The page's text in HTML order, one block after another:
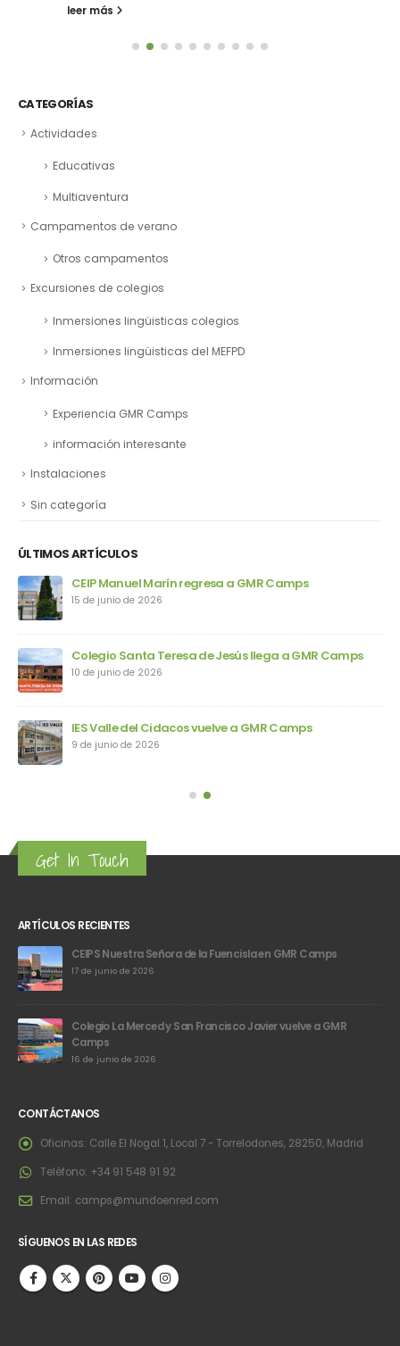
leer más
CATEGORÍAS
Actividades
Educativas
Multiaventura
Campamentos de verano
Otros campamentos
Excursiones de colegios
Inmersiones lingüisticas colegios
Inmersiones lingüisticas del MEFPD
Información
Experiencia GMR Camps
información interesante
Instalaciones
Sin categoría
ÚLTIMOS ARTÍCULOS
CEIP Manuel Marín regresa a GMR Camps
15 de junio de 2026
Colegio Santa Teresa de Jesús llega a GMR Camps
10 de junio de 2026
IES Valle del Cidacos vuelve a GMR Camps
9 de junio de 2026
Get In Touch
ARTÍCULOS RECIENTES
CEIPS Nuestra Señora de la Fuencisla en GMR Camps
17 de junio de 2026
Colegio La Merced y San Francisco Javier vuelve a GMR
Camps
16 de junio de 2026
CONTÁCTANOS
Oficinas: Calle El Nogal 1, Local 7 - Torrelodones, 28250, Madrid
Teléfono: +34 91 548 91 92
Email: camps@mundoenred.com
SÍGUENOS EN LAS REDES